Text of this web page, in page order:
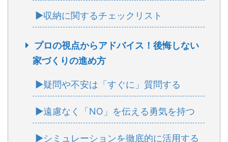
▶収納に関するチェックリスト
プロの視点からアドバイス！後悔しない
家づくりの進め方
▶疑問や不安は「すぐに」質問する
▶遠慮なく「NO」を伝える勇気を持つ
▶シミュレーションを徹底的に活用する